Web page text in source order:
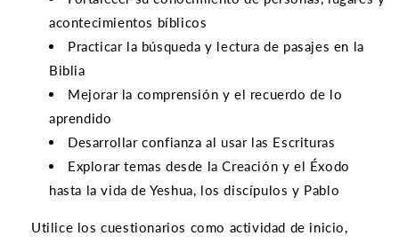
acontecimientos bíblicos
Practicar la búsqueda y lectura de pasajes en la
Biblia
Mejorar la comprensión y el recuerdo de lo
aprendido
Desarrollar confianza al usar las Escrituras
Explorar temas desde la Creación y el Éxodo
hasta la vida de Yeshua, los discípulos y Pablo
Utilice los cuestionarios como actividad de inicio,